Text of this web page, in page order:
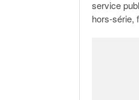
service
hors-série,